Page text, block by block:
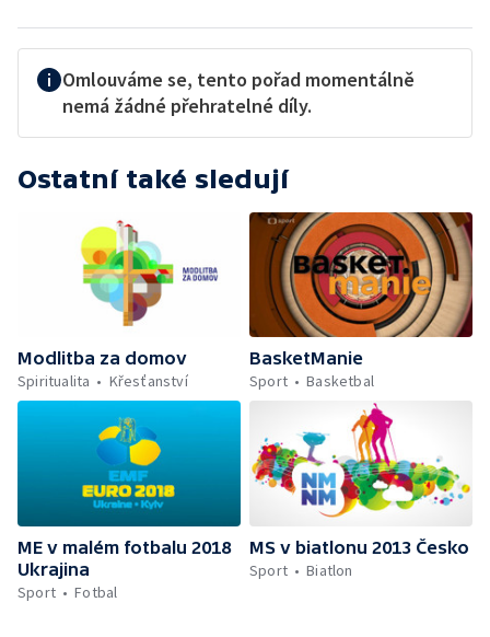
Omlouváme se, tento pořad momentálně
nemá žádné přehratelné díly.
Ostatní také sledují
Modlitba za domov
Spiritualita
Křesťanství
BasketManie
Sport
Basketbal
ME v malém fotbalu 2018
Ukrajina
Sport
Fotbal
MS v biatlonu 2013 Česko
Sport
Biatlon